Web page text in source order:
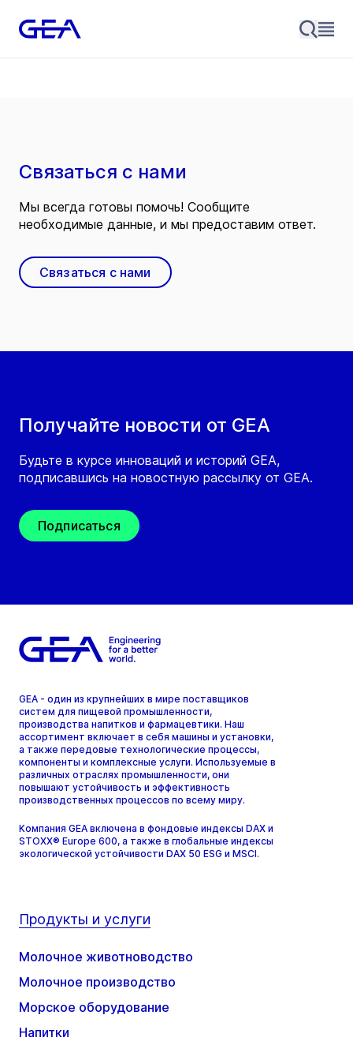
Получайте новости от GEA
Будьте в курсе инноваций и историй GEA,
подписавшись на новостную рассылку от GEA.
Подписаться
Связаться с нами
Мы всегда готовы помочь! Сообщите
необходимые данные, и мы предоставим ответ.
Связаться с нами
GEA - один из крупнейших в мире поставщиков
систем для пищевой промышленности,
производства напитков и фармацевтики. Наш
ассортимент включает в себя машины и установки,
а также передовые технологические процессы,
компоненты и комплексные услуги. Используемые в
различных отраслях промышленности, они
повышают устойчивость и эффективность
производственных процессов по всему миру.
Компания GEA включена в фондовые индексы DAX и
STOXX® Europe 600, а также в глобальные индексы
экологической устойчивости DAX 50 ESG и MSCI.
Продукты и услуги
Молочное животноводство
Молочное производство
Морское оборудование
Напитки